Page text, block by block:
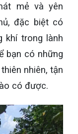
mẻ và yên
đặc biệt có
khí trong lành
bạn có những
nhiên, tận
có được.